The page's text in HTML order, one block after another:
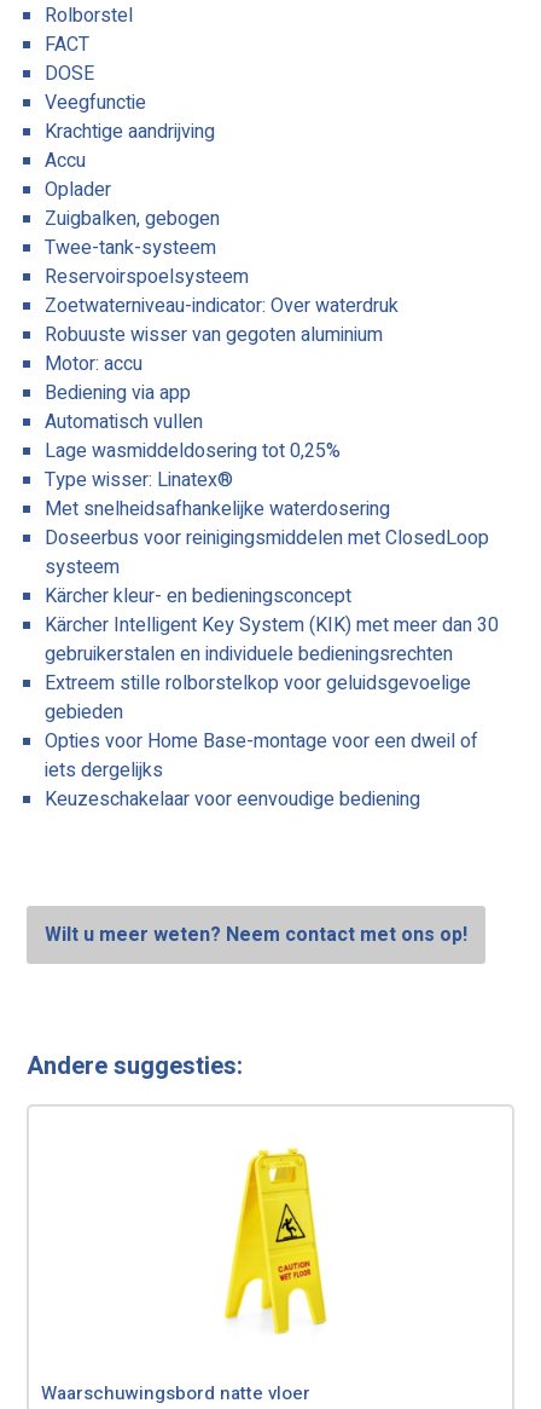
Rolborstel
FACT
DOSE
Veegfunctie
Krachtige aandrijving
Accu
Oplader
Zuigbalken, gebogen
Twee-tank-systeem
Reservoirspoelsysteem
Zoetwaterniveau-indicator: Over waterdruk
Robuuste wisser van gegoten aluminium
Motor: accu
Bediening via app
Automatisch vullen
Lage wasmiddeldosering tot 0,25%
Type wisser: Linatex®
Met snelheidsafhankelijke waterdosering
Doseerbus voor reinigingsmiddelen met ClosedLoop
systeem
Kärcher kleur- en bedieningsconcept
Kärcher Intelligent Key System (KIK) met meer dan 30
gebruikerstalen en individuele bedieningsrechten
Extreem stille rolborstelkop voor geluidsgevoelige
gebieden
Opties voor Home Base-montage voor een dweil of
iets dergelijks
Keuzeschakelaar voor eenvoudige bediening
Wilt u meer weten? Neem contact met ons op!
Andere suggesties:
Waarschuwingsbord natte vloer